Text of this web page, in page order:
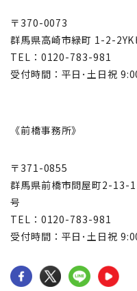
〒370-0073
群馬県高崎市緑町 1-2-2YK
TEL：0120-783-981
受付時間：平日･土日祝
《前橋事務所》
〒371-0855
群馬県前橋市問屋町2-13-
号
TEL：0120-783-981
受付時間：平日･土日祝